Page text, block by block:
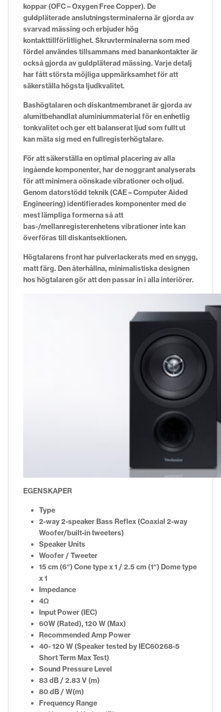
koppar (OFC – Oxygen Free Copper). De
guldpläterade anslutningsterminalerna är gjorda av
svarvad mässing och erbjuder hög
kontakttillförlitlighet. Skruvterminalerna som med
fördel användes tillsammans med banankontakter är
också gjorda av guldpläterad mässing. Varje detalj
har fått största möjliga uppmärksamhet för att
säkerställa högsta ljudkvalitet.
Bashögtalaren och diskantmembranet är gjorda av
alumitbehandlat aluminiummaterial för en enhetlig
tonkvalitet och ger ett balanserat ljud som fullt ut
kan mäta sig med en fullregisterhögtalare.
För att säkerställa en optimal placering av alla
ingående komponenter, har de noggrant analyserats
för att minimera oönskade vibrationer och oljud.
Genom datorstödd teknik (CAE – Computer Aided
Engineering) identifierades komponenter med de
mest lämpliga formerna så att
bas-/mellanregisterenhetens vibrationer inte kan
överföras till diskantsektionen.
Högtalarens front har pulverlackerats med en snygg,
matt färg. Den återhållna, minimalistiska designen
hos högtalaren gör att den passar in i alla interiörer.
EGENSKAPER
Type
2-way 2-speaker Bass Reflex (Coaxial 2-way
Woofer/built-in tweeters)
Speaker Units
Woofer / Tweeter
15 cm (6″) Cone type x 1 / 2.5 cm (1″) Dome type
x 1
Impedance
4Ω
Input Power (IEC)
60W (Rated), 120 W (Max)
Recommended Amp Power
40- 120 W (Speaker tested by IEC60268-5
Short Term Max Test)
Sound Pressure Level
83 dB / 2.83 V (m)
80 dB / W(m)
Frequency Range